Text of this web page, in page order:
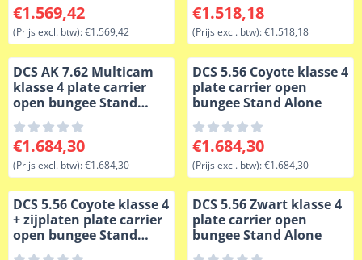
Prijs: 1 569,42, exclusief btw: 1 569,42
€1.569,42
(Prijs excl. btw):€1.569,42
Prijs: 1 518,18, exclusief
€1.518,18
(Prijs excl. btw):€1.518,18
DCS AK 7.62 Multicam
klasse 4 plate carrier
open bungee Stand
Alone
Prijs: 1 684,30, exclusief btw: 1 684,30
€1.684,30
(Prijs excl. btw):€1.684,30
DCS 5.56 Coyote klasse 4
plate carrier open
bungee Stand Alone
Prijs: 1 684,30, exclusief
€1.684,30
(Prijs excl. btw):€1.684,30
DCS 5.56 Coyote klasse 4
+ zijplaten plate carrier
open bungee Stand
Alone
DCS 5.56 Zwart klasse 4
plate carrier open
bungee Stand Alone